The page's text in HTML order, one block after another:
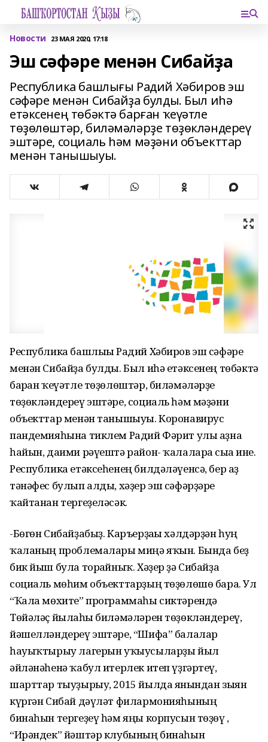
Новости 23 МАЯ 2020, 17:18
Эш сәфәре менән Сибайҙа
Республика башлығы Радий Хәбиров эш
сәфәре менән Сибайҙа булды. Был иһә
етәксенең төбәктә барған ҡеүәтле
төҙөлөштәр, биләмәләрҙе төҙөкләндереү
эштәре, социаль һәм мәҙәни объекттар
менән танышыуы.
Республика башлығы Радий Хәбиров эш сәфәре
менән Сибайҙа булды. Был иһә етәксенең төбәктә
барған ҡеүәтле төҙөлөштәр, биләмәләрҙе
төҙөкләндереү эштәре, социаль һәм мәҙәни
объекттар менән танышыуы. Коронавирус
пандемияһына тиклем Радий Фәрит улы аҙна
һайын, даими рәүештә район- ҡалаларға сыға ине.
Республика етәксеһенең билдәләүенсә, бер аҙ
тәнәфес булып алды, хәҙер эш сәфәрҙәре
ҡайтанан тергеҙеләсәк.
-Бөгөн Сибайҙабыҙ. Каръерҙағы хәлдәрҙән һуң
ҡаланың проблемалары миңә яҡын. Бында беҙ
бик йыш була торғайныҡ. Хәҙер ҙә Сибайҙа
социаль мөһим объекттарҙың төҙөлөшө бара. Ул
“Ҡала мөхите” программаһы сиктәрендә
Төйәләҫ йылғаһы биләмәләрен төҙөкләндереү,
йәшелләндереү эштәре, “Шифа” балалар
һауыҡтырыу лагерын уҡыусыларҙы йыл
әйләнәһенә ҡабул итерлек итеп үҙгәртеү,
шарттар тыуҙырыу, 2015 йылда янғындан зыян
күргән Сибай дәүләт филармонияһының
бинаһын тергеҙеү һәм яңы корпусын төҙөү ,
“Ирәндек” йәштәр клубының бинаһын